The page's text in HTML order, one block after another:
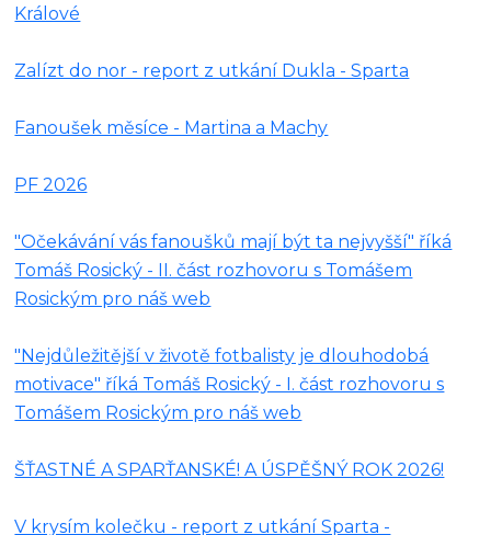
Králové
Zalízt do nor - report z utkání Dukla - Sparta
Fanoušek měsíce - Martina a Machy
PF 2026
"Očekávání vás fanoušků mají být ta nejvyšší" říká
Tomáš Rosický - II. část rozhovoru s Tomášem
Rosickým pro náš web
"Nejdůležitější v životě fotbalisty je dlouhodobá
motivace" říká Tomáš Rosický - I. část rozhovoru s
Tomášem Rosickým pro náš web
ŠŤASTNÉ A SPARŤANSKÉ! A ÚSPĚŠNÝ ROK 2026!
V krysím kolečku - report z utkání Sparta -